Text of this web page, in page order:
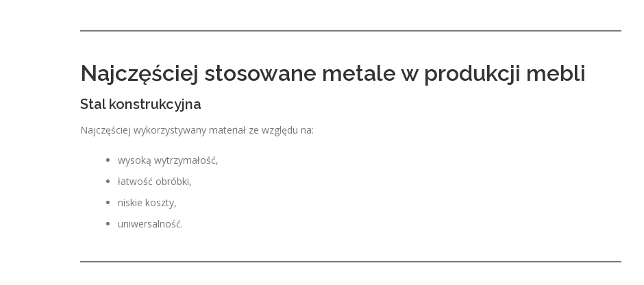
Najczęściej stosowane metale w produkcji mebli
Stal konstrukcyjna
Najczęściej wykorzystywany materiał ze względu na:
wysoką wytrzymałość,
łatwość obróbki,
niskie koszty,
uniwersalność.